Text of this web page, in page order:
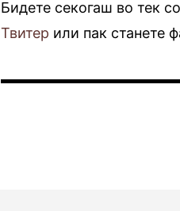
Бидете секогаш во тек
Твитер или пак станете